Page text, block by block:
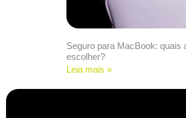
Seguro para MacBook: quais
escolher?
Leia mais »